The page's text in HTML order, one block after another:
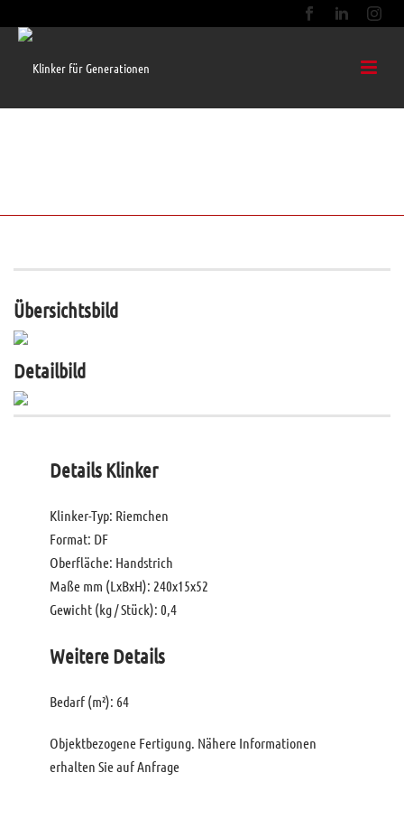
Übersichtsbild
Detailbild
Details Klinker
Klinker-Typ: Riemchen
Format: DF
Oberfläche: Handstrich
Maße mm (LxBxH): 240x15x52
Gewicht (kg / Stück): 0,4
Weitere Details
Bedarf (m²): 64
Objektbezogene Fertigung. Nähere Informationen
erhalten Sie auf Anfrage